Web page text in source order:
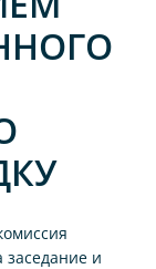
заседание и